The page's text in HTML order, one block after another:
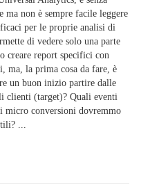
ma non è sempre facile leggere
per le proprie analisi di
di vedere solo una parte
creare report specifici con
ma, la prima cosa da fare, è
un buon inizio partire dalle
clienti (target)? Quali eventi
micro conversioni dovremmo
...